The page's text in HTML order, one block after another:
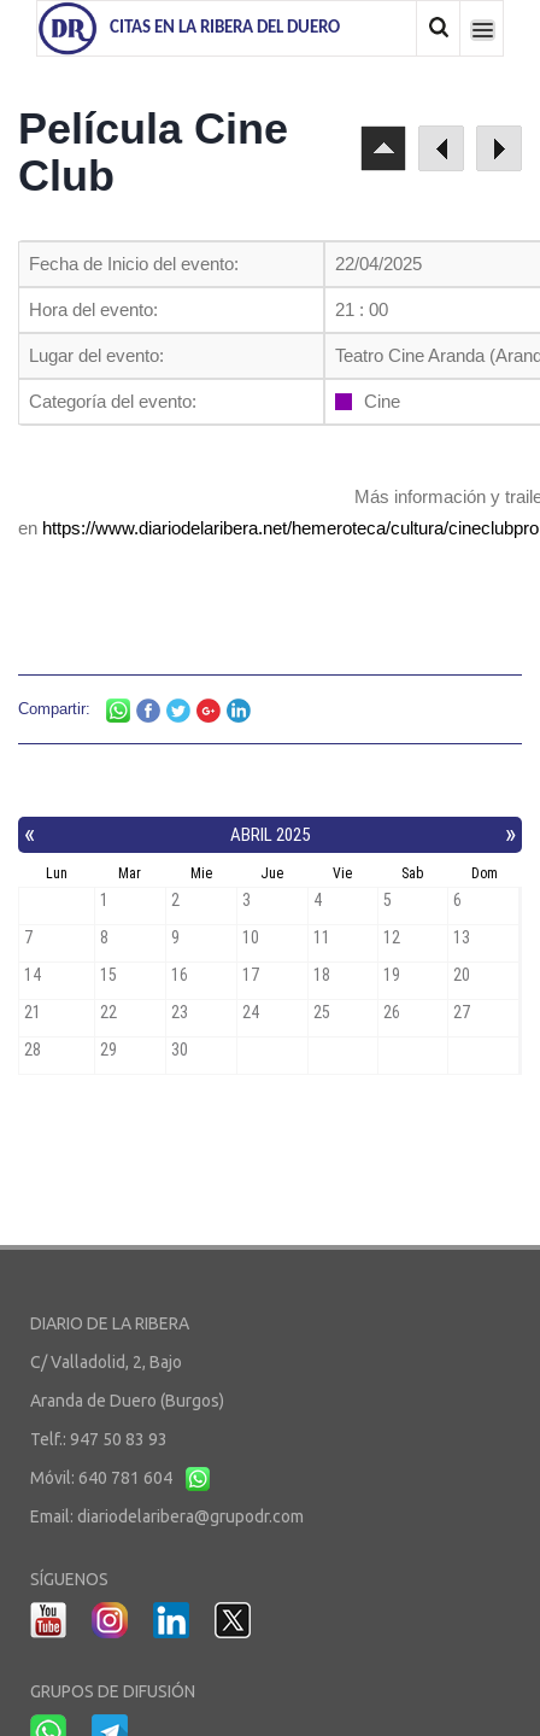
CITAS EN LA RIBERA DEL DUERO
Película Cine
Club
Fecha de Inicio del evento: 22/04/2025
Hora del evento: 21 : 00
Lugar del evento: Teatro Cine Aranda
Categoría del evento: Cine
Más información y
en https://www.diariodelaribera.net/hemeroteca/cultura/
Compartir:
DIARIO DE LA RIBERA
C/ Valladolid, 2, Bajo
Aranda de Duero (Burgos)
Telf.: 947 50 83 93
Móvil: 640 781 604
Email: diariodelaribera@grupodr.com
SÍGUENOS
GRUPOS DE DIFUSIÓN